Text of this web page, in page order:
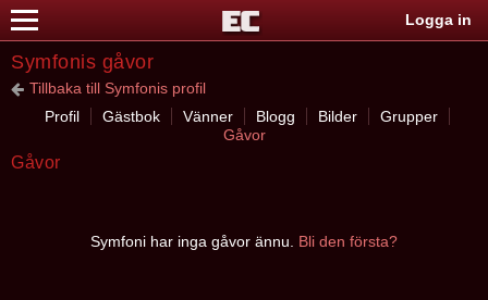
Logga in
Symfonis gåvor
Tillbaka till Symfonis profil
Profil
Gästbok Vänner Blogg Bilder
Grupper
Gåvor
Gåvor
Symfoni har inga gåvor ännu. Bli den första?